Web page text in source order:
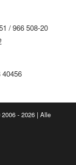
/ 966 508-20
- 2026 | Alle